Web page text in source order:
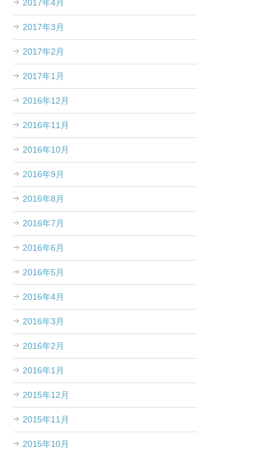
2017年4月
2017年3月
2017年2月
2017年1月
2016年12月
2016年11月
2016年10月
2016年9月
2016年8月
2016年7月
2016年6月
2016年5月
2016年4月
2016年3月
2016年2月
2016年1月
2015年12月
2015年11月
2015年10月